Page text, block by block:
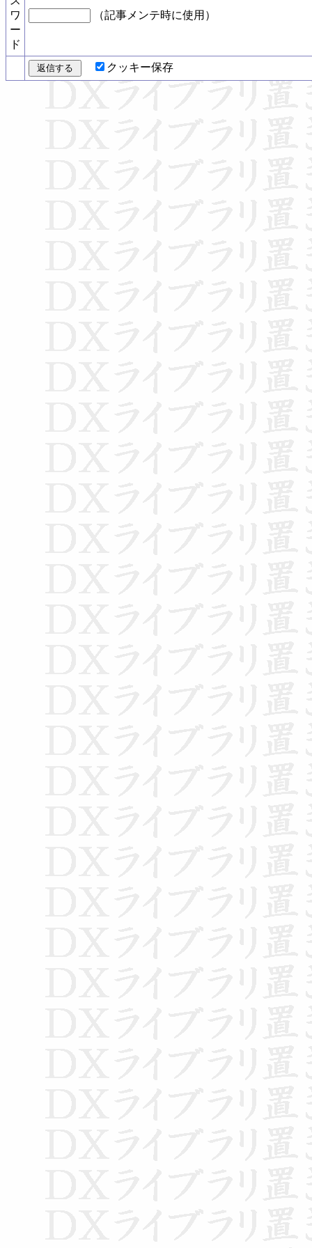
ワ
ー
ド
（記事メンテ時に使用）
クッキー保存